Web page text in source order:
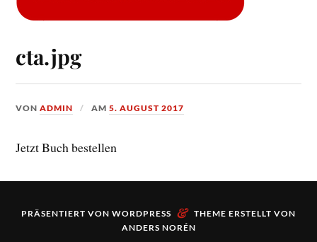
cta.jpg
VONADMIN AM5. AUGUST 2017
Jetzt Buch bestellen
PRÄSENTIERT VON WORDPRESS & THEME ERSTELLT VON
ANDERS NORÉN